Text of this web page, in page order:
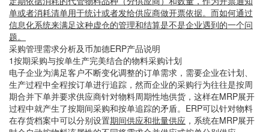
单或者消耗清单用于统计或者发给供应商做开票依据。而如何通过
信息化系统来满足这种虚仓的管理和结算是不是企业遇到的一个问
题。
采购管理需求分析及币加德ERP产品说明
1按期采购与按单生产完美结合的物料采购计划
电子企业为满足客户不断变化调整的订单需求，需要企业在计划、
生产过程中全程按订单进行追踪，然而企业的采购行为往往是按周
期合并下单并要求供应商针对物料周期性地供货，这样在MRP展开
过程中就产生了按期间采购和按单追踪的矛盾。ERP可以针对物料
在存货档案中可以分别设置期间供应和批量供应 ，系统在MRP展开